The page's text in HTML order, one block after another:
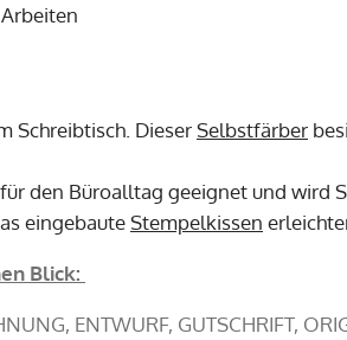
Schreibtisch. DieserSelbstfärber
den Büroalltag geeignet und wird
eingebauteStempelkissen
Blick:
ENTWURF, GUTSCHRIFT,